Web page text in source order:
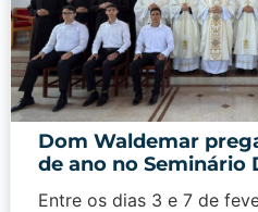
Dom Waldemar
de ano no Seminário
Entre os dias 3 e 7 de